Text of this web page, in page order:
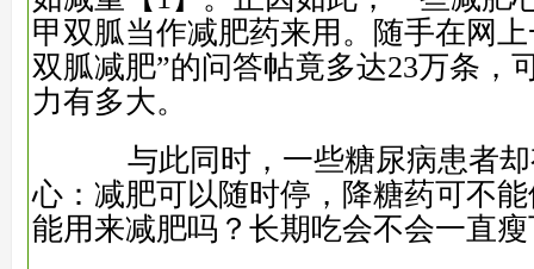
甲双胍当作减肥药来用。随手在网
双胍减肥”的问答帖竟多达23万条，
力有多大。
与此同时，一些糖尿病患者却
心：减肥可以随时停，降糖药可不
能用来减肥吗？长期吃会不会一直